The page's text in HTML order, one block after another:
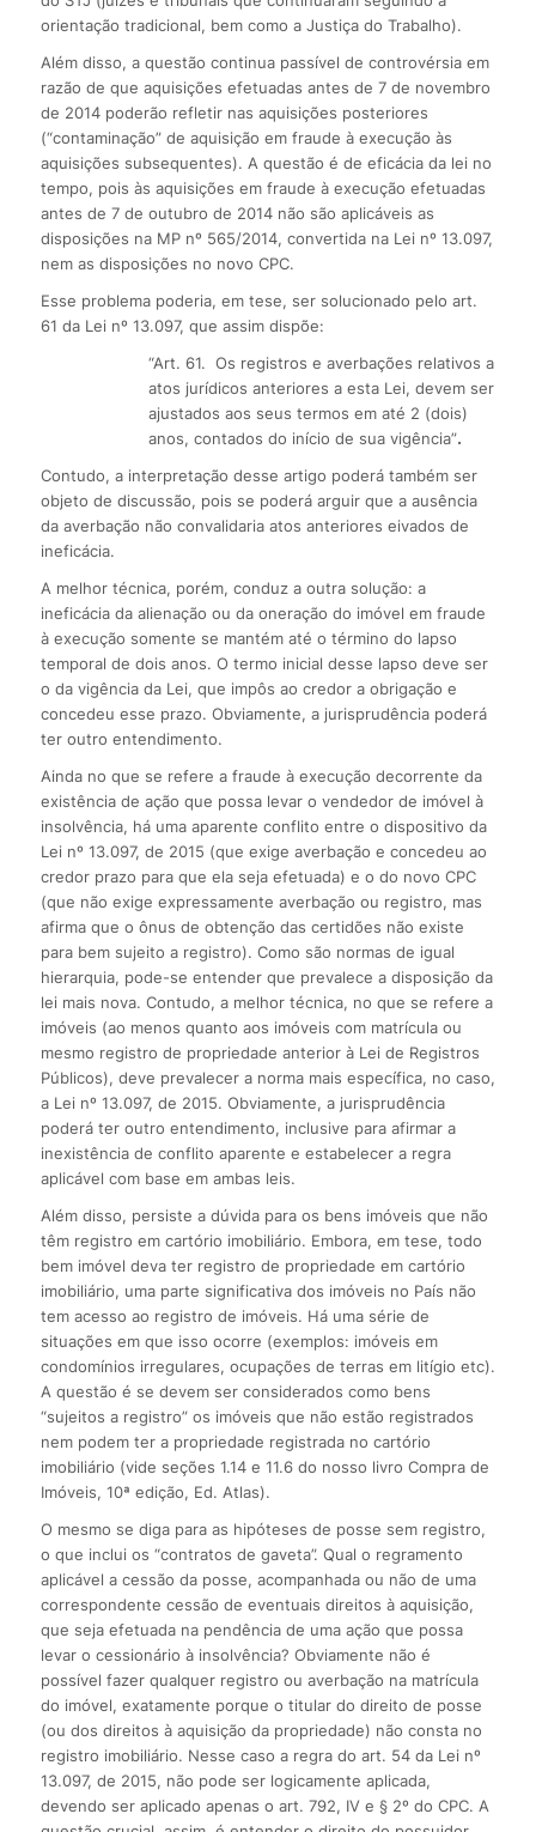
orientação tradicional, bem como a Justiça do Trabalho).
Além disso, a questão continua passível de controvérsia em
razão de que aquisições efetuadas antes de 7 de novembro
de 2014 poderão refletir nas aquisições posteriores
(“contaminação” de aquisição em fraude à execução às
aquisições subsequentes). A questão é de eficácia da lei no
tempo, pois às aquisições em fraude à execução efetuadas
antes de 7 de outubro de 2014 não são aplicáveis as
disposições na MP nº 565/2014, convertida na Lei nº 13.097,
nem as disposições no novo CPC.
Esse problema poderia, em tese, ser solucionado pelo art.
61 da Lei nº 13.097, que assim dispõe:
“Art. 61. Os registros e averbações relativos a
atos jurídicos anteriores a esta Lei, devem ser
ajustados aos seus termos em até 2 (dois)
anos, contados do início de sua vigência”.
Contudo, a interpretação desse artigo poderá também ser
objeto de discussão, pois se poderá arguir que a ausência
da averbação não convalidaria atos anteriores eivados de
ineficácia.
A melhor técnica, porém, conduz a outra solução: a
ineficácia da alienação ou da oneração do imóvel em fraude
à execução somente se mantém até o término do lapso
temporal de dois anos. O termo inicial desse lapso deve ser
o da vigência da Lei, que impôs ao credor a obrigação e
concedeu esse prazo. Obviamente, a jurisprudência poderá
ter outro entendimento.
Ainda no que se refere a fraude à execução decorrente da
existência de ação que possa levar o vendedor de imóvel à
insolvência, há uma aparente conflito entre o dispositivo da
Lei nº 13.097, de 2015 (que exige averbação e concedeu ao
credor prazo para que ela seja efetuada) e o do novo CPC
(que não exige expressamente averbação ou registro, mas
afirma que o ônus de obtenção das certidões não existe
para bem sujeito a registro). Como são normas de igual
hierarquia, pode-se entender que prevalece a disposição da
lei mais nova. Contudo, a melhor técnica, no que se refere a
imóveis (ao menos quanto aos imóveis com matrícula ou
mesmo registro de propriedade anterior à Lei de Registros
Públicos), deve prevalecer a norma mais específica, no caso,
a Lei nº 13.097, de 2015. Obviamente, a jurisprudência
poderá ter outro entendimento, inclusive para afirmar a
inexistência de conflito aparente e estabelecer a regra
aplicável com base em ambas leis.
Além disso, persiste a dúvida para os bens imóveis que não
têm registro em cartório imobiliário. Embora, em tese, todo
bem imóvel deva ter registro de propriedade em cartório
imobiliário, uma parte significativa dos imóveis no País não
tem acesso ao registro de imóveis. Há uma série de
situações em que isso ocorre (exemplos: imóveis em
condomínios irregulares, ocupações de terras em litígio etc).
A questão é se devem ser considerados como bens
“sujeitos a registro” os imóveis que não estão registrados
nem podem ter a propriedade registrada no cartório
imobiliário (vide seções 1.14 e 11.6 do nosso livro Compra de
Imóveis, 10ª edição, Ed. Atlas).
O mesmo se diga para as hipóteses de posse sem registro,
o que inclui os “contratos de gaveta”. Qual o regramento
aplicável a cessão da posse, acompanhada ou não de uma
correspondente cessão de eventuais direitos à aquisição,
que seja efetuada na pendência de uma ação que possa
levar o cessionário à insolvência? Obviamente não é
possível fazer qualquer registro ou averbação na matrícula
do imóvel, exatamente porque o titular do direito de posse
(ou dos direitos à aquisição da propriedade) não consta no
registro imobiliário. Nesse caso a regra do art. 54 da Lei nº
13.097, de 2015, não pode ser logicamente aplicada,
devendo ser aplicado apenas o art. 792, IV e § 2º do CPC. A